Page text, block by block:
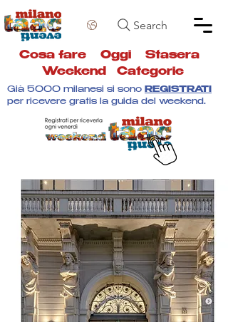
Search
Cosa fare Oggi Stasera
Weekend
Categorie
Già 5000 milanesi si sono REGISTRATI
per ricevere gratis la guida del weekend.